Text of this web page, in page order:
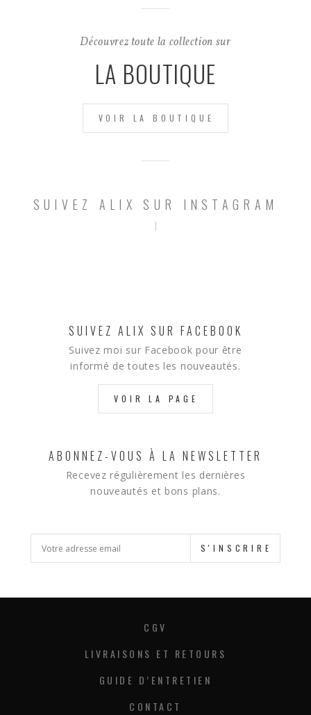
Découvrez toute la collection sur
LA BOUTIQUE
VOIR LA BOUTIQUE
SUIVEZ ALIX SUR INSTAGRAM
SUIVEZ ALIX SUR FACEBOOK
Suivez moi sur Facebook pour être
informé de toutes les nouveautés.
VOIR LA PAGE
ABONNEZ-VOUS À LA NEWSLETTER
Recevez régulièrement les dernières
nouveautés et bons plans.
S'INSCRIRE
CGV
LIVRAISONS ET RETOURS
GUIDE D’ENTRETIEN
CONTACT